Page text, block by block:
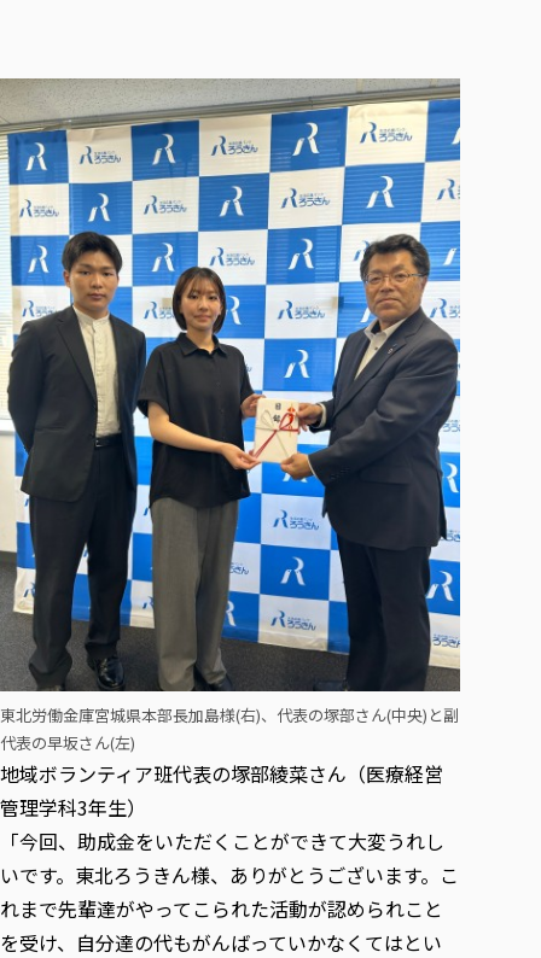
東北労働金庫宮城県本部長加島様(右)、代表の塚部さん(中央)と副
代表の早坂さん(左)
地域ボランティア班代表の塚部綾菜さん（医療経営
管理学科3年生）
「今回、助成金をいただくことができて大変うれし
いです。東北ろうきん様、ありがとうございます。こ
れまで先輩達がやってこられた活動が認められこと
を受け、自分達の代もがんばっていかなくてはとい